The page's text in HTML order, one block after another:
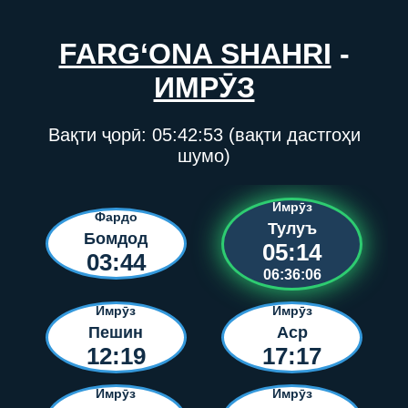
FARG‘ONA SHAHRI -
ИМРӮЗ
Вақти ҷорӣ: 05:42:53(вақти дастгоҳи
шумо)
Фардо
Бомдод
03:44
Имрӯз
Тулуъ
05:14
06:36:06
Имрӯз
Пешин
12:19
Имрӯз
Аср
17:17
Имрӯз Имрӯз